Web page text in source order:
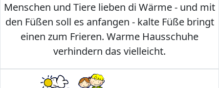
Menschen und Tiere lieben di Wärme - und mit
den Füßen soll es anfangen - kalte Füße bringt
einen zum Frieren. Warme Hausschuhe
verhindern das vielleicht.